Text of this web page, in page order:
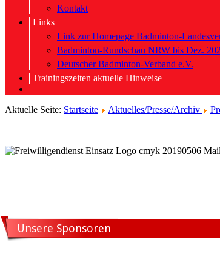
Kontakt
Links
Link zur Homepage Badminton-
Badminton-Rundschau NRW bis Dez.
Deutscher Badminton-Verband e.V.
Trainingszeiten aktuelle Hinweise
Aktuelle Seite: Startseite Aktuelles/Presse/Archiv
Unsere Sponsoren